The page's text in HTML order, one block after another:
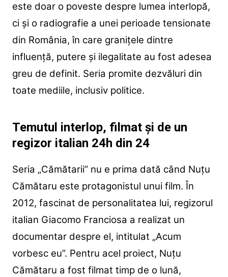
este doar o poveste despre lumea interlopă,
ci și o radiografie a unei perioade tensionate
din România, în care granițele dintre
influență, putere și ilegalitate au fost adesea
greu de definit. Seria promite dezvăluri din
toate mediile, inclusiv politice.
Temutul interlop, filmat și de un
regizor italian 24h din 24
Seria „Cămătarii” nu e prima dată când Nuțu
Cămătaru este protagonistul unui film. În
2012, fascinat de personalitatea lui, regizorul
italian Giacomo Franciosa a realizat un
documentar despre el, intitulat „Acum
vorbesc eu”. Pentru acel proiect, Nuțu
Cămătaru a fost filmat timp de o lună,